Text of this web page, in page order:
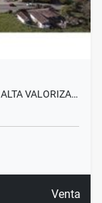
VALORIZA…
Venta